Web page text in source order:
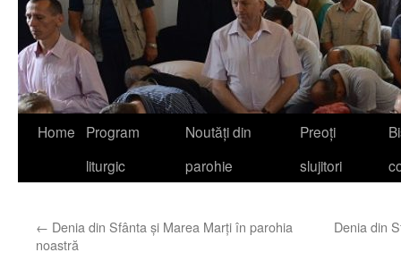
Home
Program
liturgic
Noutăţi din
parohie
Preoţi
slujitori
← Denia din Sfânta şi Marea Marţi în parohia
noastră
Denia din